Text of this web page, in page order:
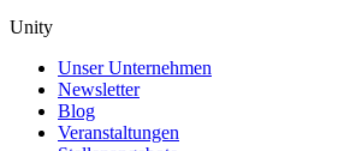
Unity
Unser Unternehmen
Newsletter
Blog
Veranstaltungen